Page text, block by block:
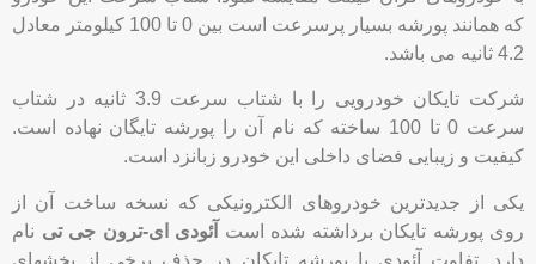
یکی از جدیدترین خودروهای الکترونیکی که نسخه ساخت آن از
روی پورشه تایکان برداشته شده است
دارد. تفاوت آئودی با پورشه تایکان در حذف برخی از بخشهای
این خودروی زیبا می باشد.
جدیدترین مدل تسلا را می توانتسلا مدل X لانگ رینج
دانست. این
مدل سرعت فوق العاده ای دارد و در آخرین نمونه سرعت آن به
3.8 ثانیه در شتاب صفر تا 100 کیلومتری رسیده است. انواع متعدد